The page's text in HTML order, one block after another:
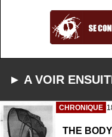
► A VOIR
CHRONIQUE
THE